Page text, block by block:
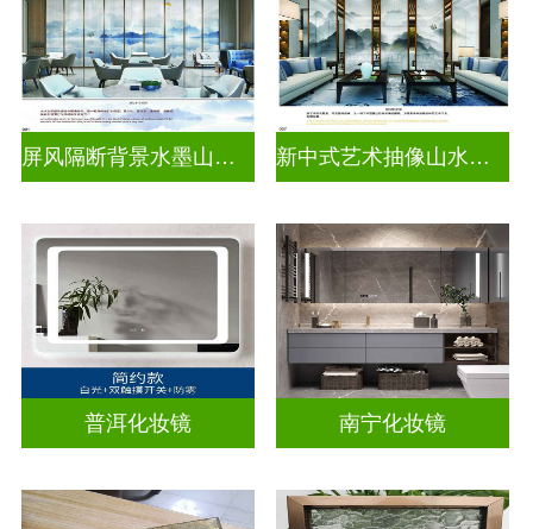
屏风隔断背景水墨山水画玻璃 新中式艺术抽像山水画玻璃
普洱化妆镜 南宁化妆镜